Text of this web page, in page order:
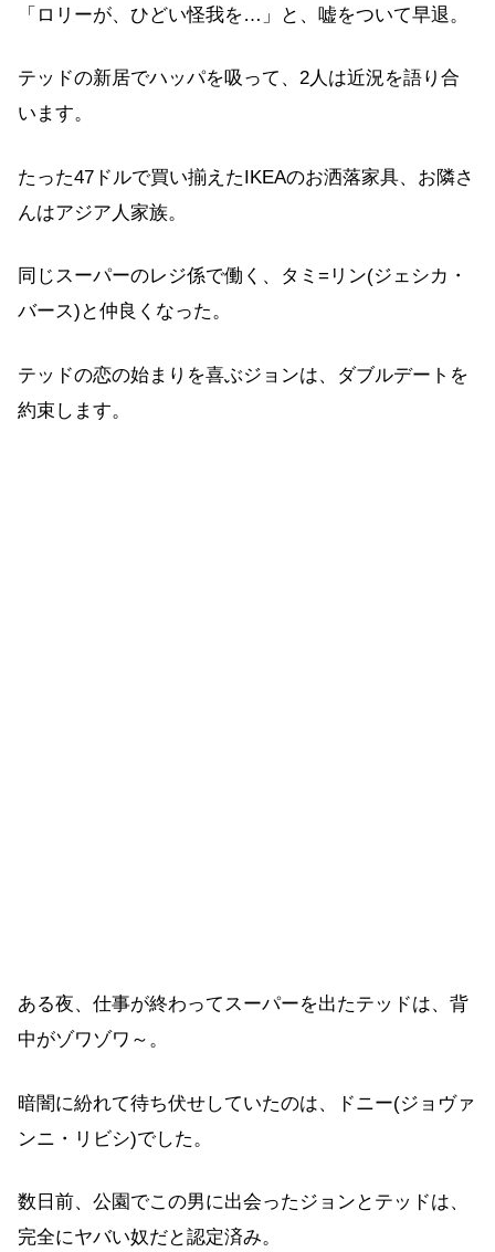
「ロリーが、ひどい怪我を…」と、嘘をついて早退。
テッドの新居でハッパを吸って、2人は近況を語り合
います。
たった47ドルで買い揃えたIKEAのお洒落家具、お隣さ
んはアジア人家族。
同じスーパーのレジ係で働く、タミ=リン(ジェシカ・
バース)と仲良くなった。
テッドの恋の始まりを喜ぶジョンは、ダブルデートを
約束します。
ある夜、仕事が終わってスーパーを出たテッドは、背
中がゾワゾワ～。
暗闇に紛れて待ち伏せしていたのは、ドニー(ジョヴァ
ンニ・リビシ)でした。
数日前、公園でこの男に出会ったジョンとテッドは、
完全にヤバい奴だと認定済み。